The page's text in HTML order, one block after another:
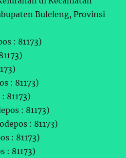
Buleleng, Provinsi
: 81173)
: 81173)
81173)
: 81173)
: 81173)
: 81173)
: 81173)